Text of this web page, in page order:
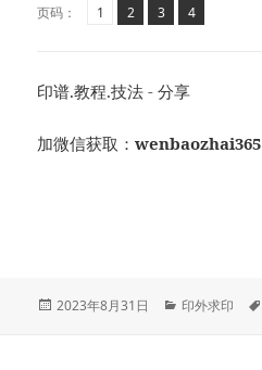
页码： 页1 ,
页
2 ,
页
3 ,
页
4
印谱.教程.技法 - 分享
加微信获取：wenbaozhai365
发
2023年8月31日
分
印外求印